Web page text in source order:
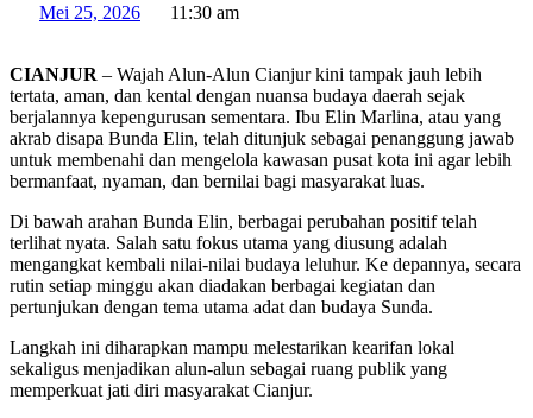
Mei 25, 2026 11:30 am
CIANJUR – Wajah Alun-Alun Cianjur kini tampak jauh lebih
tertata, aman, dan kental dengan nuansa budaya daerah sejak
berjalannya kepengurusan sementara. Ibu Elin Marlina, atau yang
akrab disapa Bunda Elin, telah ditunjuk sebagai penanggung jawab
untuk membenahi dan mengelola kawasan pusat kota ini agar lebih
bermanfaat, nyaman, dan bernilai bagi masyarakat luas.
Di bawah arahan Bunda Elin, berbagai perubahan positif telah
terlihat nyata. Salah satu fokus utama yang diusung adalah
mengangkat kembali nilai-nilai budaya leluhur. Ke depannya, secara
rutin setiap minggu akan diadakan berbagai kegiatan dan
pertunjukan dengan tema utama adat dan budaya Sunda.
Langkah ini diharapkan mampu melestarikan kearifan lokal
sekaligus menjadikan alun-alun sebagai ruang publik yang
memperkuat jati diri masyarakat Cianjur.